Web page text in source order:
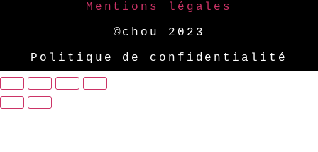
Mentions légales
©chou 2023
Politique de confidentialité